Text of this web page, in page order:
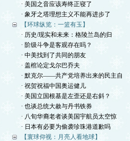
· 美国之音应该寿终正寝了
· 象牙之塔理想主义不能再进步了
【环球纵览：一篮有玉】
· 历史/现实和未来：格陵兰岛的归
· 阶级斗争是客观存在吗？
· 中美找到了共同的朋友
· 盖棺论定戈尔巴乔夫
· 默克尔——共产党培养出来的民主自
· 祝贺祝福中国奥运健儿
· 美国立国根基是左歪还是右斜？
· 也谈总统大赦与丹书铁券
· 八旬华裔老者谈美国宇航员太空惊
· 日本有必要为偷袭珍珠港道歉吗
【寰球仰视：月亮人看地球】